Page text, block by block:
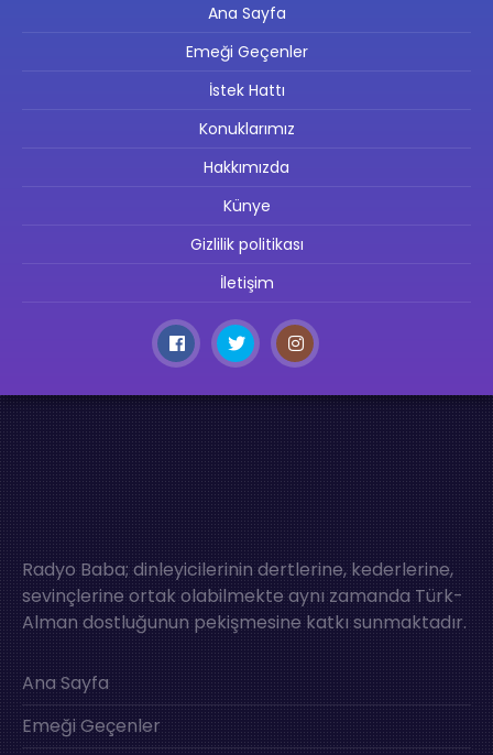
Ana Sayfa
Emeği Geçenler
İstek Hattı
Konuklarımız
Hakkımızda
Künye
Gizlilik politikası
İletişim
Radyo Baba; dinleyicilerinin dertlerine, kederlerine,
sevinçlerine ortak olabilmekte aynı zamanda Türk-
Alman dostluğunun pekişmesine katkı sunmaktadır.
Ana Sayfa
Emeği Geçenler